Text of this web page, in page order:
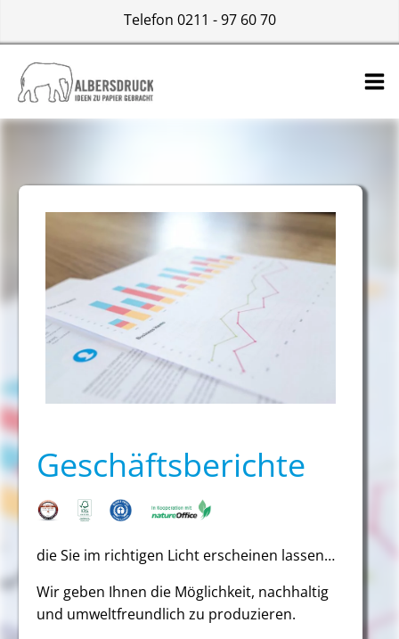
Telefon 0211 - 97 60 70
Geschäftsberichte
die Sie im richtigen Licht erscheinen lassen…
Wir geben Ihnen die Möglichkeit, nachhaltig
und umweltfreundlich zu produzieren.